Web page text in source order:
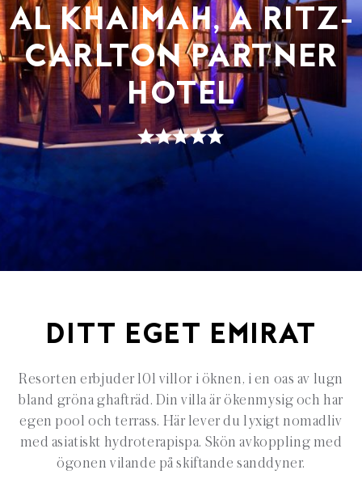
AL KHAIMAH, A RITZ-
CARLTON PARTNER
HOTEL
DITT EGET EMIRAT
Resorten erbjuder 101 villor i öknen, i en oas av lugn
bland gröna ghafträd. Din villa är ökenmysig och har
egen pool och terrass. Här lever du lyxigt nomadliv
med asiatiskt hydroterapispa. Skön avkoppling med
ögonen vilande på skiftande sanddyner.